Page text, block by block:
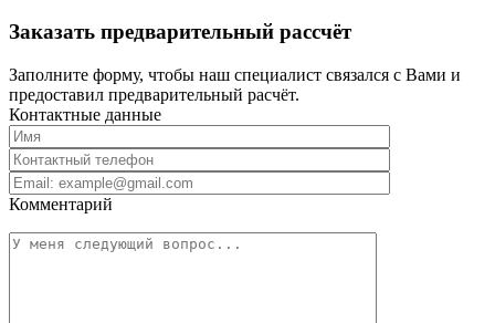
Заказать предварительный рассчёт
Заполните форму, чтобы наш специалист связался с Вами и
предоставил предварительный расчёт.
Контактные данные
Комментарий